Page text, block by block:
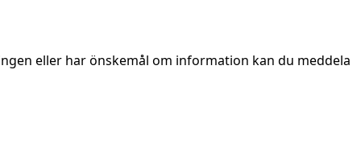
eller har önskemål om information kan du meddela